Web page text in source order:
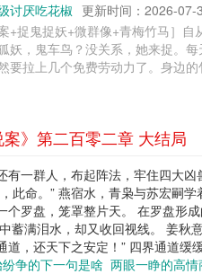
讨厌吃花椒 更新时间：2026-07-
案+捉鬼捉妖+微群像+青梅竹马］
妖，鬼车鸟？没关系，她来捉。
要拉上几个免费劳动力了。身边
》第二百零二章 大结局
有一群人，布起阵法，牢住四大
此命。” 燕宿水，青枭与苏宏嗣
个罗盘，笼罩整片天。 在罗盘形
满泪水，却又收回视线。 姜秋
，还天下之安定！” 四界通道缓
争的下一句是啥 两眼一睁的高